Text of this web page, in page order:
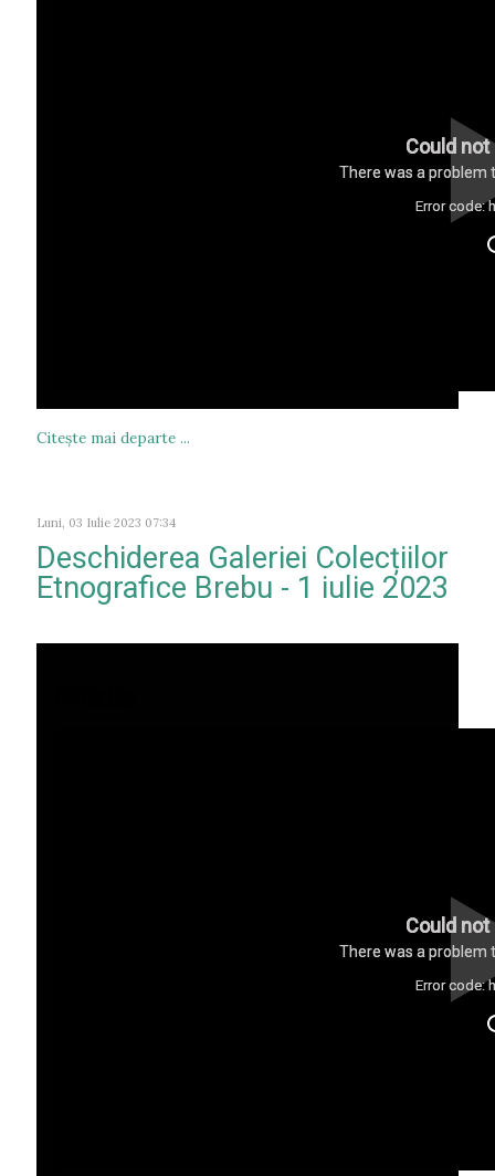
Could not
There was a problem
Error code:
Citeşte mai departe ...
Luni, 03 Iulie 2023 07:34
Deschiderea Galeriei Colecțiilor
Etnografice Brebu - 1 iulie 2023
Could not
There was a problem
Error code: